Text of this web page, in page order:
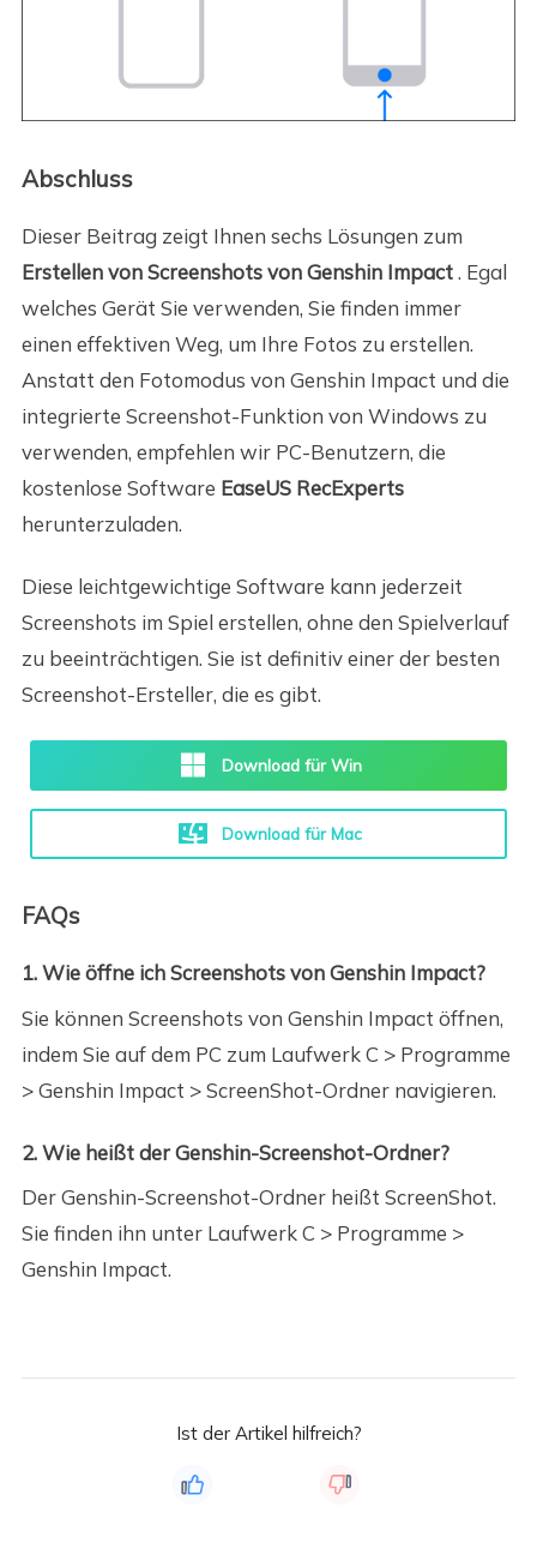
Abschluss
Dieser Beitrag zeigt Ihnen sechs Lösungen zum
Erstellen von Screenshots von Genshin Impact. Egal
welches Gerät Sie verwenden, Sie finden immer
einen effektiven Weg, um Ihre Fotos zu erstellen.
Anstatt den Fotomodus von Genshin Impact und die
integrierte Screenshot-Funktion von Windows zu
verwenden, empfehlen wir PC-Benutzern, die
kostenlose Software EaseUS RecExperts
herunterzuladen.
Diese leichtgewichtige Software kann jederzeit
Screenshots im Spiel erstellen, ohne den Spielverlauf
zu beeinträchtigen. Sie ist definitiv einer der besten
Screenshot-Ersteller, die es gibt.
Download für Win
Download für Mac
FAQs
1. Wie öffne ich Screenshots von Genshin Impact?
Sie können Screenshots von Genshin Impact öffnen,
indem Sie auf dem PC zum Laufwerk C > Programme
> Genshin Impact > ScreenShot-Ordner navigieren.
2. Wie heißt der Genshin-Screenshot-Ordner?
Der Genshin-Screenshot-Ordner heißt ScreenShot.
Sie finden ihn unter Laufwerk C > Programme >
Genshin Impact.
Ist der Artikel hilfreich?